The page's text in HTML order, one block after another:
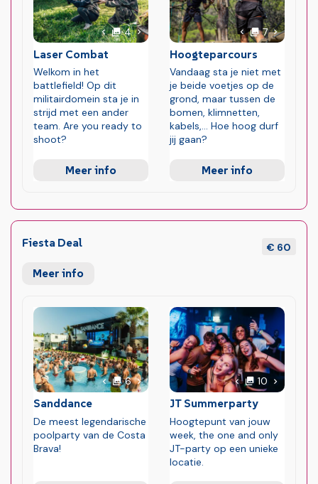
Vorige foto
4foto's
Volgende foto
Laser Combat
Welkom in het
battlefield! Op dit
militairdomein sta je in
strijd met een ander
team. Are you ready to
shoot?
Meer info
Vorige foto
7foto's
Volgende
Hoogteparcours
Vandaag sta je niet met
je beide voetjes op de
grond, maar tussen de
bomen, klimnetten,
kabels,... Hoe hoog durf
jij gaan?
Meer info
Fiesta Deal € 60
Meer info
Vorige foto
6foto's
Volgende foto
Sanddance
De meest legendarische
poolparty van de Costa
Brava!
Vorige foto
10 foto's
JT Summerparty
Hoogtepunt van jouw
week, the one and only
JT-party op een unieke
locatie.